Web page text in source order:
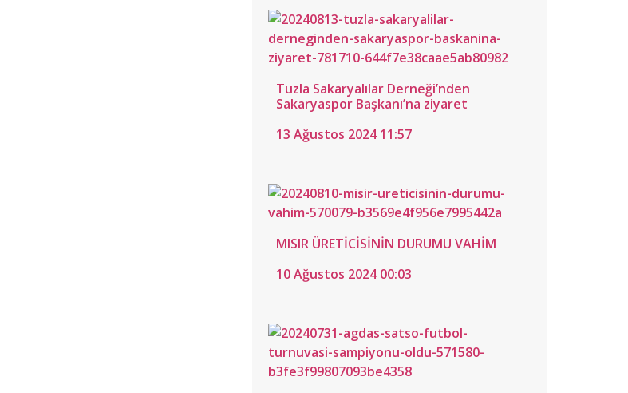
Tuzla Sakaryalılar Derneği’nden
Sakaryaspor Başkanı’na ziyaret
13 Ağustos 2024 11:57
MISIR ÜRETİCİSİNİN DURUMU VAHİM
10 Ağustos 2024 00:03